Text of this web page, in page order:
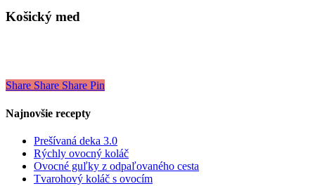
Košický med
Share Share Share Pin
Najnovšie recepty
Prešívaná deka 3.0
Rýchly ovocný koláč
Ovocné guľky z odpaľovaného cesta
Tvarohový koláč s ovocím